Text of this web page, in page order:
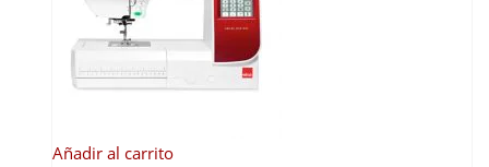
Añadir al carrito